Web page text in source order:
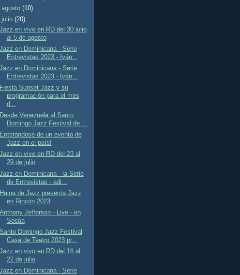
agosto(10)
julio(20)
Jazz en vivo en RD del 30 julio
al 5 de agosto
Jazz en Dominicana - Serie
Entrevistas 2023 - Iván...
Jazz en Dominicana - Serie
Entrevistas 2023 - Iván...
Fiesta Sunset Jazz y su
programación para el mes
d...
Desde Venezuela al Santo
Domingo Jazz Festival de ...
Enterándose de un evento de
Jazz en el país!
Jazz en vivo en RD del 23 al
29 de julio
Jazz en Dominicana - la Serie
de Entrevistas - adi...
Haina de Jazz presenta Jazz
en Rincón 2023
Anthony Jefferson - Live - en
Sosúa
Santo Domingo Jazz Festival
Casa de Teatro 2023 pr...
Jazz en vivo en RD del 16 al
22 de julio
Jazz en Dominicana - Serie